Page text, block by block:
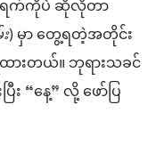
ရက်ကိုပဲ ဆိုလိုတာ
) မှာ တွေ့ရတဲ့အတိုင်း
းတယ်။ ဘုရားသခင်
း “နေ့” လို့ ဖော်ပြ